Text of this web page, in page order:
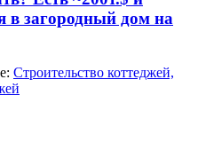
в загородный дом на
Строительство коттеджей,